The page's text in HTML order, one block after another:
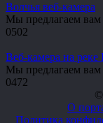
Волчья веб-камера
Мы предлагаем вам
0502
Веб-камера на реке
Мы предлагаем вам
0472
©
О
Политика